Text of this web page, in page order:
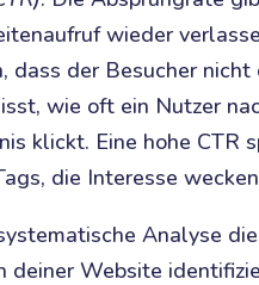
wieder
dass der Besucher
wie oft ein Nutzer
klickt. Eine hohe CTR
die Interesse
Analyse
deiner Website